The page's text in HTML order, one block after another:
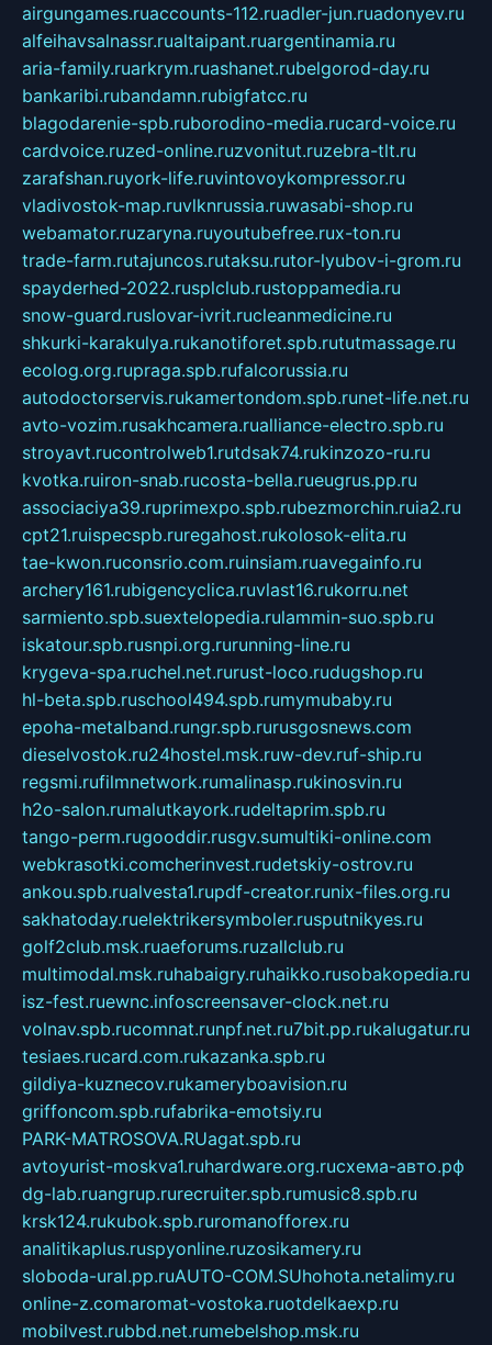
airgungames.ruaccounts-112.ruadler-jun.ruadonyev.ru
alfeihavsalnassr.rualtaipant.ruargentinamia.ru
aria-family.ruarkrym.ruashanet.rubelgorod-day.ru
bankaribi.rubandamn.rubigfatcc.ru
blagodarenie-spb.ruborodino-media.rucard-voice.ru
cardvoice.ruzed-online.ruzvonitut.ruzebra-tlt.ru
zarafshan.ruyork-life.ruvintovoykompressor.ru
vladivostok-map.ruvlknrussia.ruwasabi-shop.ru
webamator.ruzaryna.ruyoutubefree.rux-ton.ru
trade-farm.rutajuncos.rutaksu.rutor-lyubov-i-grom.ru
spayderhed-2022.rusplclub.rustoppamedia.ru
snow-guard.ruslovar-ivrit.rucleanmedicine.ru
shkurki-karakulya.rukanotiforet.spb.rututmassage.ru
ecolog.org.rupraga.spb.rufalcorussia.ru
autodoctorservis.rukamertondom.spb.runet-life.net.ru
avto-vozim.rusakhcamera.rualliance-electro.spb.ru
stroyavt.rucontrolweb1.rutdsak74.rukinzozo-ru.ru
kvotka.ruiron-snab.rucosta-bella.rueugrus.pp.ru
associaciya39.ruprimexpo.spb.rubezmorchin.ruia2.ru
cpt21.ruispecspb.ruregahost.rukolosok-elita.ru
tae-kwon.ruconsrio.com.ruinsiam.ruavegainfo.ru
archery161.rubigencyclica.ruvlast16.rukorru.net
sarmiento.spb.suextelopedia.rulammin-suo.spb.ru
iskatour.spb.rusnpi.org.rurunning-line.ru
krygeva-spa.ruchel.net.rurust-loco.rudugshop.ru
hl-beta.spb.ruschool494.spb.rumymubaby.ru
epoha-metalband.rungr.spb.rurusgosnews.com
dieselvostok.ru24hostel.msk.ruw-dev.ruf-ship.ru
regsmi.rufilmnetwork.rumalinasp.rukinosvin.ru
h2o-salon.rumalutkayork.rudeltaprim.spb.ru
tango-perm.rugooddir.rusgv.sumultiki-online.com
webkrasotki.comcherinvest.rudetskiy-ostrov.ru
ankou.spb.rualvesta1.rupdf-creator.runix-files.org.ru
sakhatoday.ruelektrikersymboler.rusputnikyes.ru
golf2club.msk.ruaeforums.ruzallclub.ru
multimodal.msk.ruhabaigry.ruhaikko.rusobakopedia.ru
isz-fest.ruewnc.infoscreensaver-clock.net.ru
volnav.spb.rucomnat.runpf.net.ru7bit.pp.rukalugatur.ru
tesiaes.rucard.com.rukazanka.spb.ru
gildiya-kuznecov.rukameryboavision.ru
griffoncom.spb.rufabrika-emotsiy.ru
PARK-MATROSOVA.RUagat.spb.ru
avtoyurist-moskva1.ruhardware.org.ruсхема-авто.рф
dg-lab.ruangrup.rurecruiter.spb.rumusic8.spb.ru
krsk124.rukubok.spb.ruromanofforex.ru
analitikaplus.ruspyonline.ruzosikamery.ru
sloboda-ural.pp.ruAUTO-COM.SUhohota.netalimy.ru
online-z.comaromat-vostoka.ruotdelkaexp.ru
mobilvest.rubbd.net.rumebelshop.msk.ru